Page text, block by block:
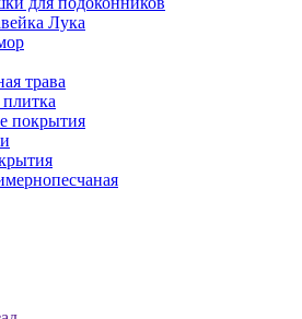
Лука
трава
покрытия